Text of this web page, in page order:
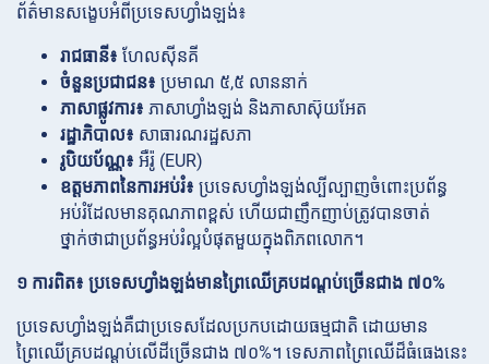
ព័ត៌មានសង្ខេបអំពីប្រទេសហ្វាំងឡង់៖
រាជធានី៖ ហែលស៊ីនគី
ចំនួនប្រជាជន៖ ប្រមាណ ៥,៥ លាននាក់
ភាសាផ្លូវការ៖ ភាសាហ្វាំងឡង់ និងភាសាស៊ុយអែត
រដ្ឋាភិបាល៖ សាធារណរដ្ឋសភា
រូបិយប័ណ្ណ៖ អឺរ៉ូ (EUR)
ឧត្តមភាពនៃការអប់រំ៖ ប្រទេសហ្វាំងឡង់ល្បីល្បាញចំពោះប្រព័ន្ធ
អប់រំដែលមានគុណភាពខ្ពស់ ហើយជាញឹកញាប់ត្រូវបានចាត់
ថ្នាក់ថាជាប្រព័ន្ធអប់រំល្អបំផុតមួយក្នុងពិភពលោក។
១ ការពិត៖ ប្រទេសហ្វាំងឡង់មានព្រៃឈើគ្របដណ្តប់ច្រើនជាង ៧០%
ប្រទេសហ្វាំងឡង់គឺជាប្រទេសដែលប្រកបដោយធម្មជាតិ ដោយមាន
ព្រៃឈើគ្របដណ្តប់លើដីច្រើនជាង ៧០%។ ទេសភាពព្រៃឈើដ៏ធំធេងនេះ